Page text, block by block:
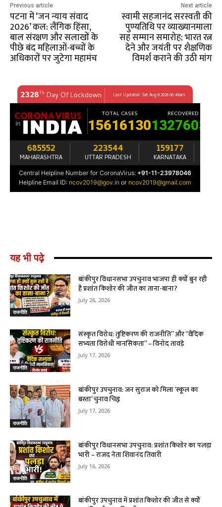
Previous article
पटना में ‘जन न्याय संवाद
2026’ कल: लैंगिक हिंसा,
बाल संरक्षण और सलाखों के
पीछे बंद महिलाओं-बच्चों के
अधिकारों पर जुटेगा महामंच
Next article
स्वामी सहजानंद सरस्वती की
पुण्यतिथि पर व्याख्यानमाला
सह सम्मान समारोह; भारत रत्न
देने और जयंती पर शैक्षणिक
विमर्श कराने की उठी मांग
यह भी पढ़े
राजनीति
बांकीपुर विधानसभा उपचुनाव भाजपा ही क्यों बुन रही
है प्रशांत किशोर की जीत का ताना-बाना?
July 26, 2026
राजनीति
संस्कृत विरोध: तुष्टिकरण की राजनीति” और “वैदिक
सभ्यता विरोधी मानसिकता” – विनोद तावड़े
July 17, 2026
राजनीति
बांकीपुर उपचुनाव: जन सुराज को मिला ‘स्कूल का
बस्ता’ चुनाव चिह्न
July 17, 2026
राजनीति
बांकीपुर विधानसभा उपचुनाव: प्रशांत किशोर का पलड़ा
भारी – राजद नेता शिवानंद तिवारी
July 16, 2026
बांकीपुर उपचुनाव में प्रशांत किशोर की जीत से क्यों